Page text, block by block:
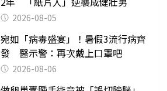
2026-08-05
宛如「病毒盛宴」！暑假3流行病齊
發 醫示警：再次戴上口罩吧
2026-08-06